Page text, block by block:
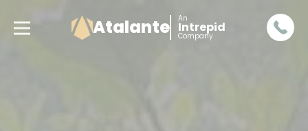
Atalante An
Intrepid
Company